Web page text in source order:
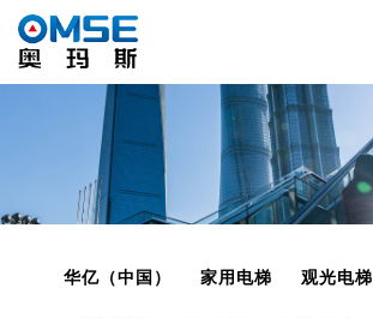
华亿（中国） 家用电梯 观光电梯